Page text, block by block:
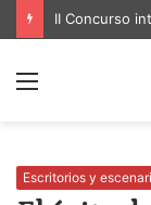
II Concurso
Menú
Escritorios y